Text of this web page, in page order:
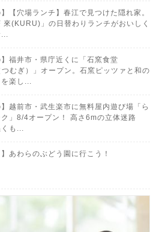
】【穴場ランチ】春江で見つけた隠れ家。
來(KURU)」の日替わりランチがおいしく
...
】福井市・県庁近くに「石窯食堂
むぎ）」オープン。石窯ピッツァと和の
楽し...
】越前市・武生楽市に無料屋内遊び場「ら
ク」8/4オープン！ 高さ6mの立体迷路
くも...
】あわらのぶどう園に行こう！